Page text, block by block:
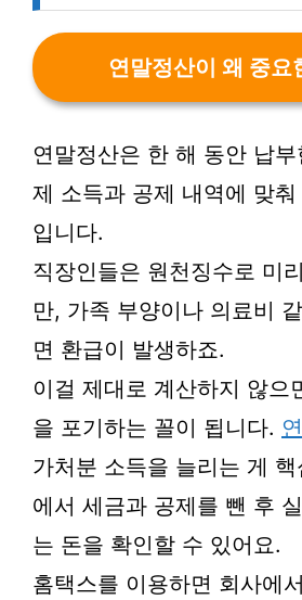
연말정산이 왜 중요
연말정산은 한 해 동안 납
제 소득과 공제 내역에 맞
입니다.
직장인들은 원천징수로 미
만, 가족 부양이나 의료비
면 환급이 발생하죠.
이걸 제대로 계산하지 않으
을 포기하는 꼴이 됩니다.
가처분 소득을 늘리는 게
에서 세금과 공제를 뺀 후
는 돈을 확인할 수 있어요.
홈택스를 이용하면 회사에